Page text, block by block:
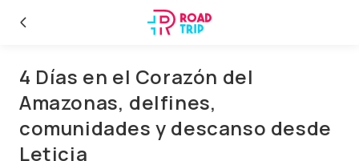
4 Días en el Corazón del
Amazonas, delfines,
comunidades y descanso desde
Leticia